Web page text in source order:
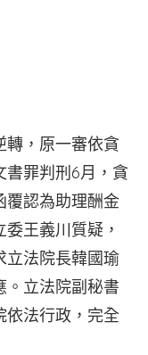
翻攝
轉，原一審依貪
書罪判刑6月，貪
覆認為助理酬金
王義川質疑，
立法院長韓國瑜
。立法院副秘書
依法行政，完全